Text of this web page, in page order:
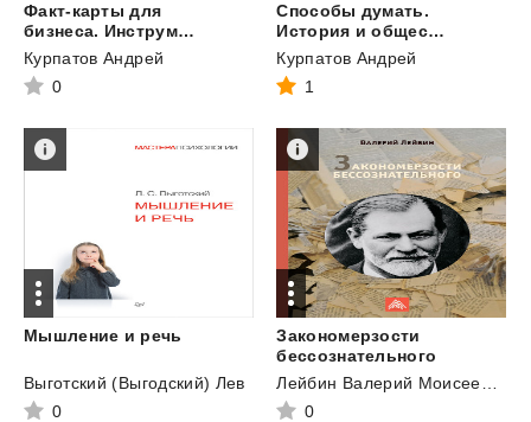
Факт-карты для
бизнеса. Инструменты мышления
Курпатов Андрей
0
Способы думать.
История и общество, дискурс и концепт
Курпатов Андрей
1
Мышление и речь
Выготский (Выгодский) Лев
0
Закономерзости
бессознательного
0